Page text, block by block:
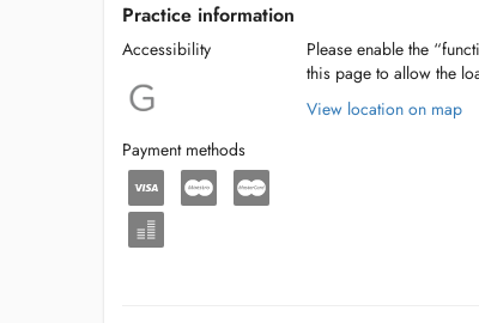
Practice information
Accessibility
Payment methods
Please enable the
this page to allow the
View location on map